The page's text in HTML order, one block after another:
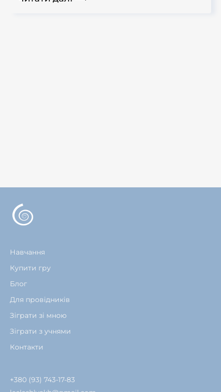
Навчання
Купити гру
Блог
Для провідників
Зіграти зі мною
Зіграти з учнями
Контакти
+380 (93) 743-17-83